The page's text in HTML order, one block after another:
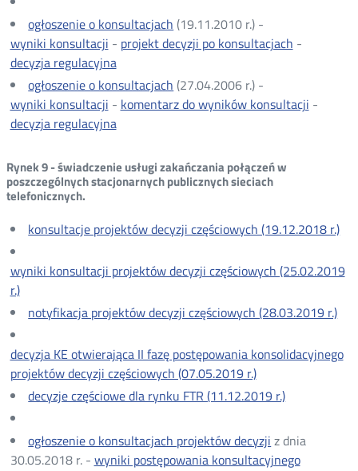
ogłoszenie o konsultacjach (19.11.2010 r.) -
wyniki konsultacji - projekt decyzji po konsultacjach -
decyzja regulacyjna
ogłoszenie o konsultacjach (27.04.2006 r.) -
wyniki konsultacji - komentarz do wyników konsultacji -
decyzja regulacyjna
Rynek 9 - świadczenie usługi zakańczania połączeń w
poszczególnych stacjonarnych publicznych sieciach
telefonicznych.
konsultacje projektów decyzji częściowych (19.12.2018 r.)
wyniki konsultacji projektów decyzji częściowych (25.02.2019
r.)
notyfikacja projektów decyzji częściowych (28.03.2019 r.)
decyzja KE otwierająca II fazę postępowania konsolidacyjnego
projektów decyzji częściowych (07.05.2019 r.)
decyzje częściowe dla rynku FTR (11.12.2019 r.)
ogłoszenie o konsultacjach projektów decyzji z dnia
30.05.2018 r. - wyniki postępowania konsultacyjnego